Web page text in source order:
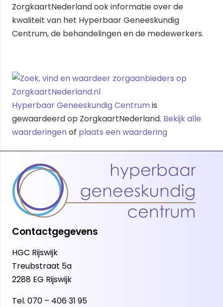
ZorgkaartNederland ook informatie over de
kwaliteit van het Hyperbaar Geneeskundig
Centrum, de behandelingen en de medewerkers.
Hyperbaar Geneeskundig Centrum is
gewaardeerd op ZorgkaartNederland. Bekijk alle
waarderingen of plaats een waardering
Contactgegevens
HGC Rijswijk
Treubstraat 5a
2288 EG Rijswijk
Tel. 070 – 406 31 95